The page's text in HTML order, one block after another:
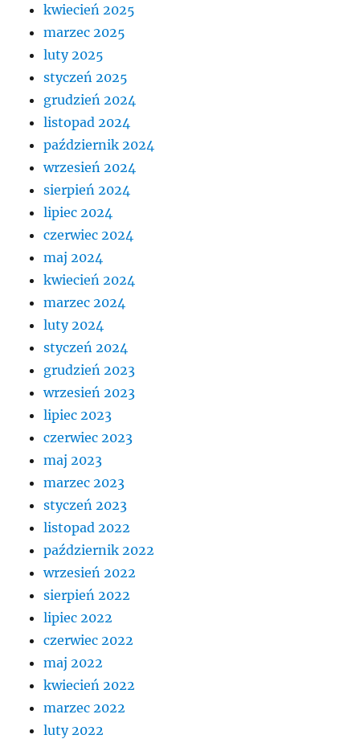
kwiecień 2025
marzec 2025
luty 2025
styczeń 2025
grudzień 2024
listopad 2024
październik 2024
wrzesień 2024
sierpień 2024
lipiec 2024
czerwiec 2024
maj 2024
kwiecień 2024
marzec 2024
luty 2024
styczeń 2024
grudzień 2023
wrzesień 2023
lipiec 2023
czerwiec 2023
maj 2023
marzec 2023
styczeń 2023
listopad 2022
październik 2022
wrzesień 2022
sierpień 2022
lipiec 2022
czerwiec 2022
maj 2022
kwiecień 2022
marzec 2022
luty 2022